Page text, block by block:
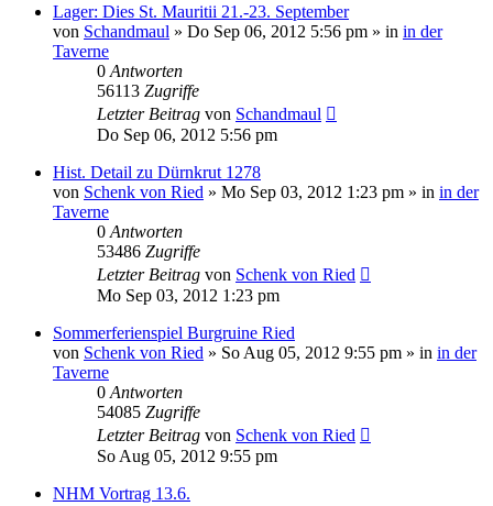
Lager: Dies St. Mauritii 21.-23. September
von Schandmaul » Do Sep 06, 2012 5:56 pm » in in der
Taverne
0 Antworten
56113 Zugriffe
Letzter Beitrag von Schandmaul
Do Sep 06, 2012 5:56 pm
Hist. Detail zu Dürnkrut 1278
von Schenk von Ried » Mo Sep 03, 2012 1:23 pm » in in der
Taverne
0 Antworten
53486 Zugriffe
Letzter Beitrag von Schenk von Ried
Mo Sep 03, 2012 1:23 pm
Sommerferienspiel Burgruine Ried
von Schenk von Ried » So Aug 05, 2012 9:55 pm » in in der
Taverne
0 Antworten
54085 Zugriffe
Letzter Beitrag von Schenk von Ried
So Aug 05, 2012 9:55 pm
NHM Vortrag 13.6.